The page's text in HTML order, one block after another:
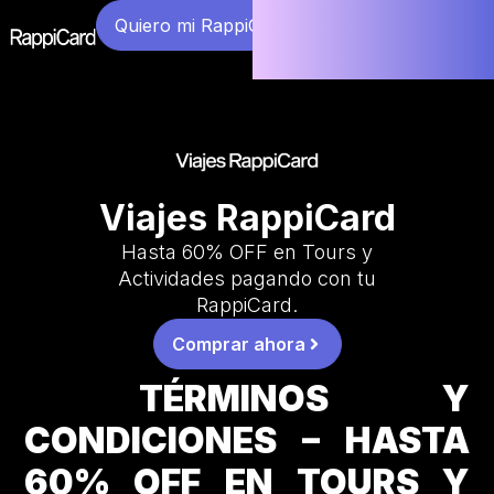
Quiero mi RappiCard
Viajes RappiCard
Hasta 60% OFF en Tours y
Actividades pagando con tu
RappiCard.
Comprar ahora
TÉRMINOS Y
CONDICIONES – HASTA
60% OFF EN TOURS Y